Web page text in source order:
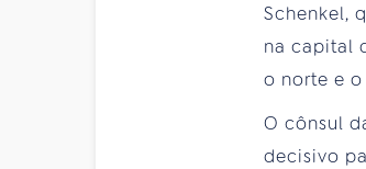
Schenkel,
na capital
o norte e o
O cônsul
decisivo